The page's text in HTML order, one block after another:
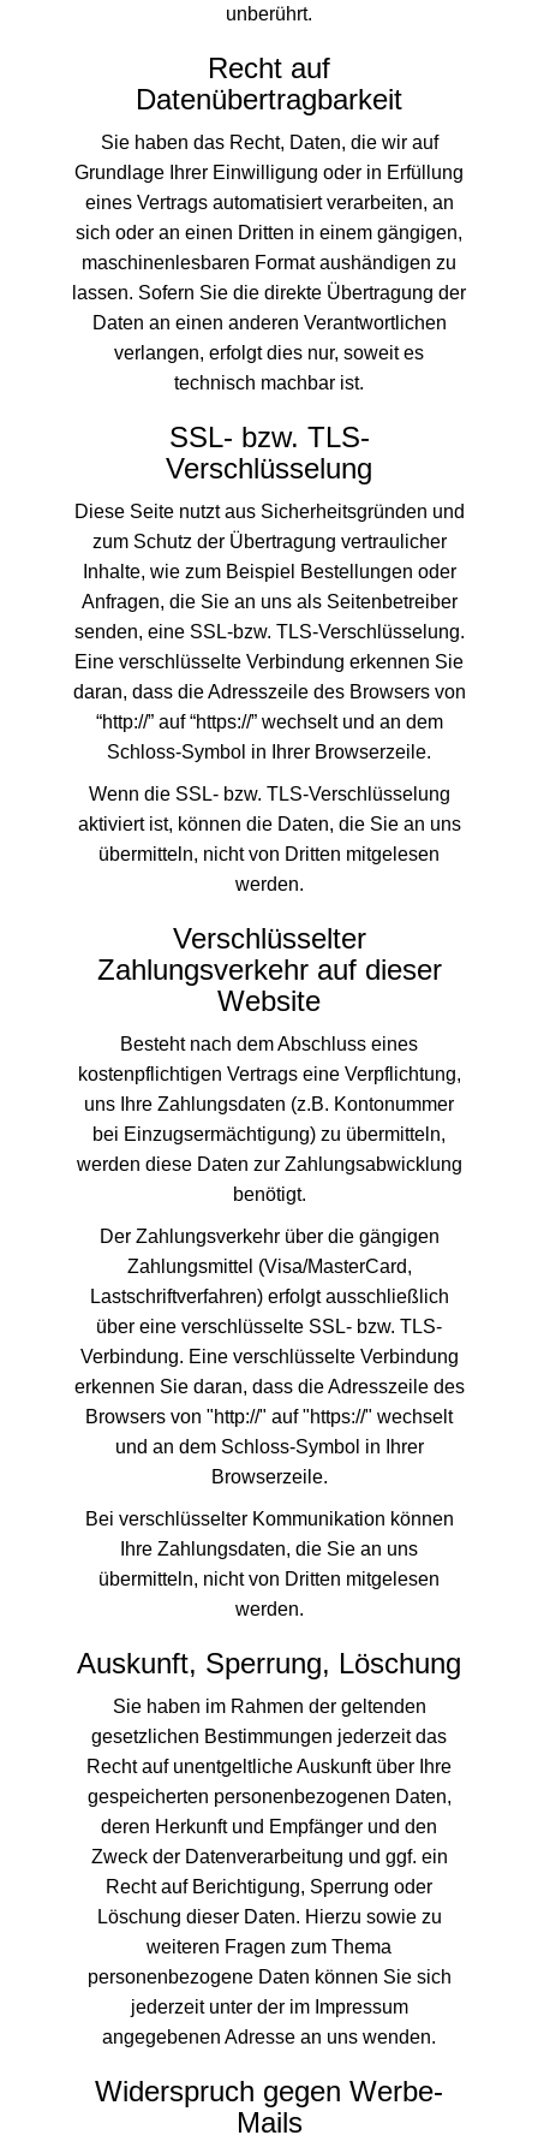
unberührt.
Recht auf
Datenübertragbarkeit
Sie haben das Recht, Daten, die wir auf
Grundlage Ihrer Einwilligung oder in Erfüllung
eines Vertrags automatisiert verarbeiten, an
sich oder an einen Dritten in einem gängigen,
maschinenlesbaren Format aushändigen zu
lassen. Sofern Sie die direkte Übertragung der
Daten an einen anderen Verantwortlichen
verlangen, erfolgt dies nur, soweit es
technisch machbar ist.
SSL- bzw. TLS-
Verschlüsselung
Diese Seite nutzt aus Sicherheitsgründen und
zum Schutz der Übertragung vertraulicher
Inhalte, wie zum Beispiel Bestellungen oder
Anfragen, die Sie an uns als Seitenbetreiber
senden, eine SSL-bzw. TLS-Verschlüsselung.
Eine verschlüsselte Verbindung erkennen Sie
daran, dass die Adresszeile des Browsers von
“http://” auf “https://” wechselt und an dem
Schloss-Symbol in Ihrer Browserzeile.
Wenn die SSL- bzw. TLS-Verschlüsselung
aktiviert ist, können die Daten, die Sie an uns
übermitteln, nicht von Dritten mitgelesen
werden.
Verschlüsselter
Zahlungsverkehr auf dieser
Website
Besteht nach dem Abschluss eines
kostenpflichtigen Vertrags eine Verpflichtung,
uns Ihre Zahlungsdaten (z.B. Kontonummer
bei Einzugsermächtigung) zu übermitteln,
werden diese Daten zur Zahlungsabwicklung
benötigt.
Der Zahlungsverkehr über die gängigen
Zahlungsmittel (Visa/MasterCard,
Lastschriftverfahren) erfolgt ausschließlich
über eine verschlüsselte SSL- bzw. TLS-
Verbindung. Eine verschlüsselte Verbindung
erkennen Sie daran, dass die Adresszeile des
Browsers von "http://" auf "https://" wechselt
und an dem Schloss-Symbol in Ihrer
Browserzeile.
Bei verschlüsselter Kommunikation können
Ihre Zahlungsdaten, die Sie an uns
übermitteln, nicht von Dritten mitgelesen
werden.
Auskunft, Sperrung, Löschung
Sie haben im Rahmen der geltenden
gesetzlichen Bestimmungen jederzeit das
Recht auf unentgeltliche Auskunft über Ihre
gespeicherten personenbezogenen Daten,
deren Herkunft und Empfänger und den
Zweck der Datenverarbeitung und ggf. ein
Recht auf Berichtigung, Sperrung oder
Löschung dieser Daten. Hierzu sowie zu
weiteren Fragen zum Thema
personenbezogene Daten können Sie sich
jederzeit unter der im Impressum
angegebenen Adresse an uns wenden.
Widerspruch gegen Werbe-
Mails